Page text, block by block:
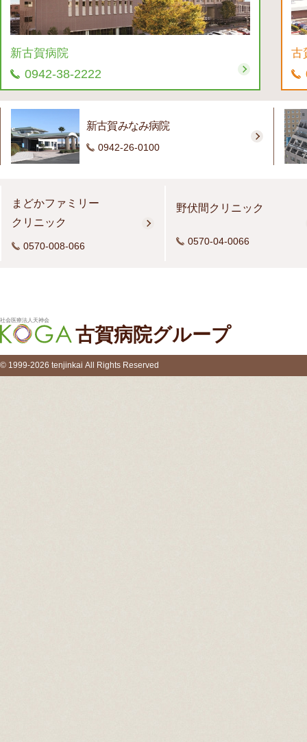
新古賀病院
0942-38-2222
古
新古賀みなみ病院
0942-26-0100
まどかファミリー
クリニック
0570-008-066
野伏間クリニック
0570-04-0066
社会医療法人天神会
古賀病院グループ
© 1999-2026 tenjinkai All Rights Reserved